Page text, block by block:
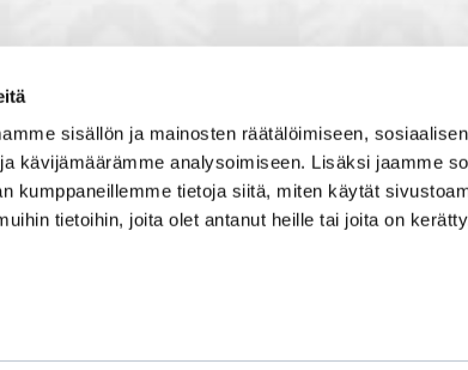
sisällön ja mainosten räätälöimiseen,
kävijämäärämme analysoimiseen. Lisäksi jaamme
kumppaneillemme tietoja siitä, miten käytät
tietoihin, joita olet antanut heille tai joita on
kiinnostavia kontakteja
yhdessä
mukana joukossa, joka
ja kehittää jatkuvasti
Valtakatu 6, 28100 Pori
Avoinna ma - pe 8.30 -